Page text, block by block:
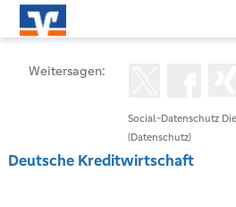
Social-Datenschutz
(Datenschutz)
Weitersagen:
Deutsche Kreditwirtschaft